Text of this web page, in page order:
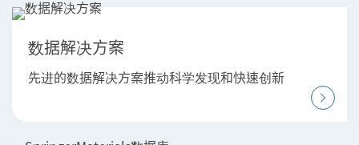
数据解决方案
先进的数据解决方案推动科学发现和快速创新